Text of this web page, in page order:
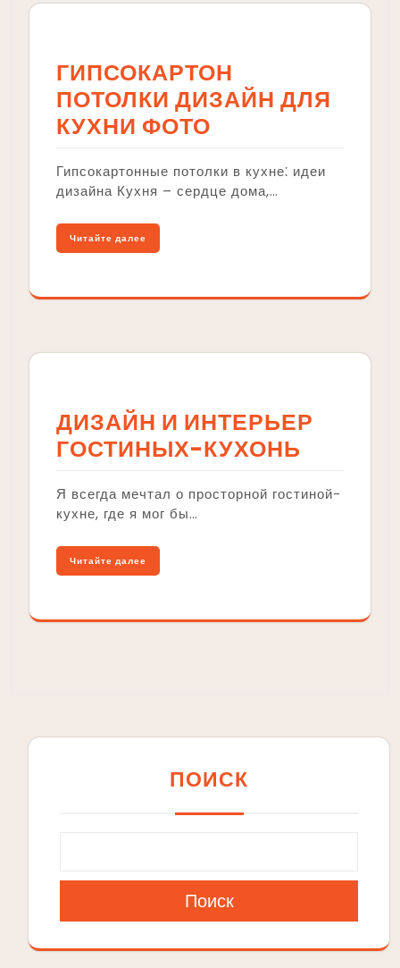
ГИПСОКАРТОН
ПОТОЛКИ ДИЗАЙН ДЛЯ
КУХНИ ФОТО
Гипсокартонные потолки в кухне⁚ идеи
дизайна Кухня – сердце дома,…
Читайте далее
ДИЗАЙН И ИНТЕРЬЕР
ГОСТИНЫХ-КУХОНЬ
Я всегда мечтал о просторной гостиной-
кухне, где я мог бы…
Читайте далее
ПОИСК
Поиск